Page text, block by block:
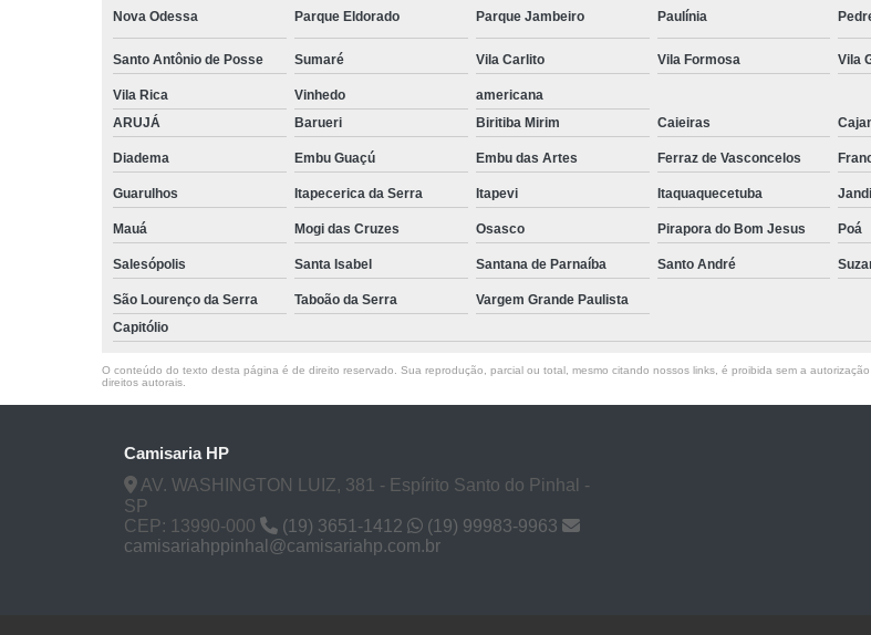
Nova Odessa Parque Eldorado Parque Jambeiro Paulínia
Santo Antônio de Posse Sumaré Vila Carlito Vila Formosa Vila
Vila Rica Vinhedo
americana
ARUJÁ
Barueri Biritiba Mirim Caieiras
Diadema Embu Guaçú Embu das Artes Ferraz de Vasconcelos
Guarulhos Itapecerica da Serra Itapevi Itaquaquecetuba
Mauá Mogi das Cruzes Osasco Pirapora do Bom Jesus Poá
Salesópolis Santa Isabel Santana de Parnaíba Santo André
São Lourenço da Serra Taboão da Serra
Vargem Grande Paulista
Capitólio
O conteúdo do texto desta página é de direito reservado. Sua reprodução, parcial ou total, mesmo citando nossos links, é proibida sem a
direitos autorais
Camisaria HP
AV. WASHINGTON LUIZ, 381 - Espírito Santo do Pinhal -
SP
CEP: 13990-000
(19) 3651-1412
(19) 99983-9963
camisariahppinhal@camisariahp.com.br